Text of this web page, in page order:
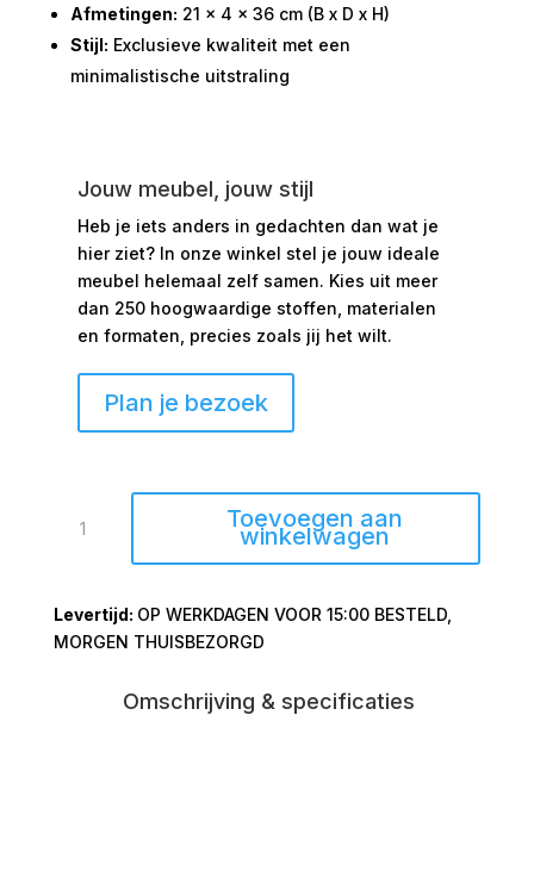
Afmetingen: 21 x 4 x 36 cm (B x D x H)
Stijl: Exclusieve kwaliteit met een
minimalistische uitstraling
Jouw meubel, jouw stijl
Heb je iets anders in gedachten dan wat je
hier ziet? In onze winkel stel je jouw ideale
meubel helemaal zelf samen. Kies uit meer
dan 250 hoogwaardige stoffen, materialen
en formaten, precies zoals jij het wilt.
Plan je bezoek
vaas
creme
aantal
Toevoegen aan
winkelwagen
OP WERKDAGEN VOOR 15:00 BESTELD,
MORGEN THUISBEZORGD
Omschrijving & specificaties